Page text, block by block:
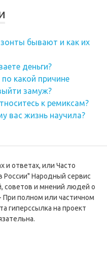
зонты бывают и как их
деньги?
какой причине
замуж?
к ремиксам?
вас жизнь научила?
и ответах, или Часто
Народный сервис
советов и мнений людей о
При полном или частичном
гиперссылка на проект